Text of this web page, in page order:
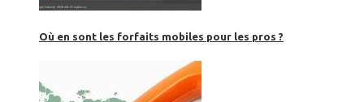
Où en sont les forfaits mobiles pour les pros ?